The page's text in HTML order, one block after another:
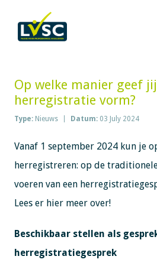
Op welke manier geef
herregistratie vorm?
Type: Nieuws Datum: 03 July 2024
Vanaf 1 september 2024 kun je
herregistreren: op de
voeren van een
Lees er hier meer over!
Beschikbaar stellen als
herregistratiegesprek